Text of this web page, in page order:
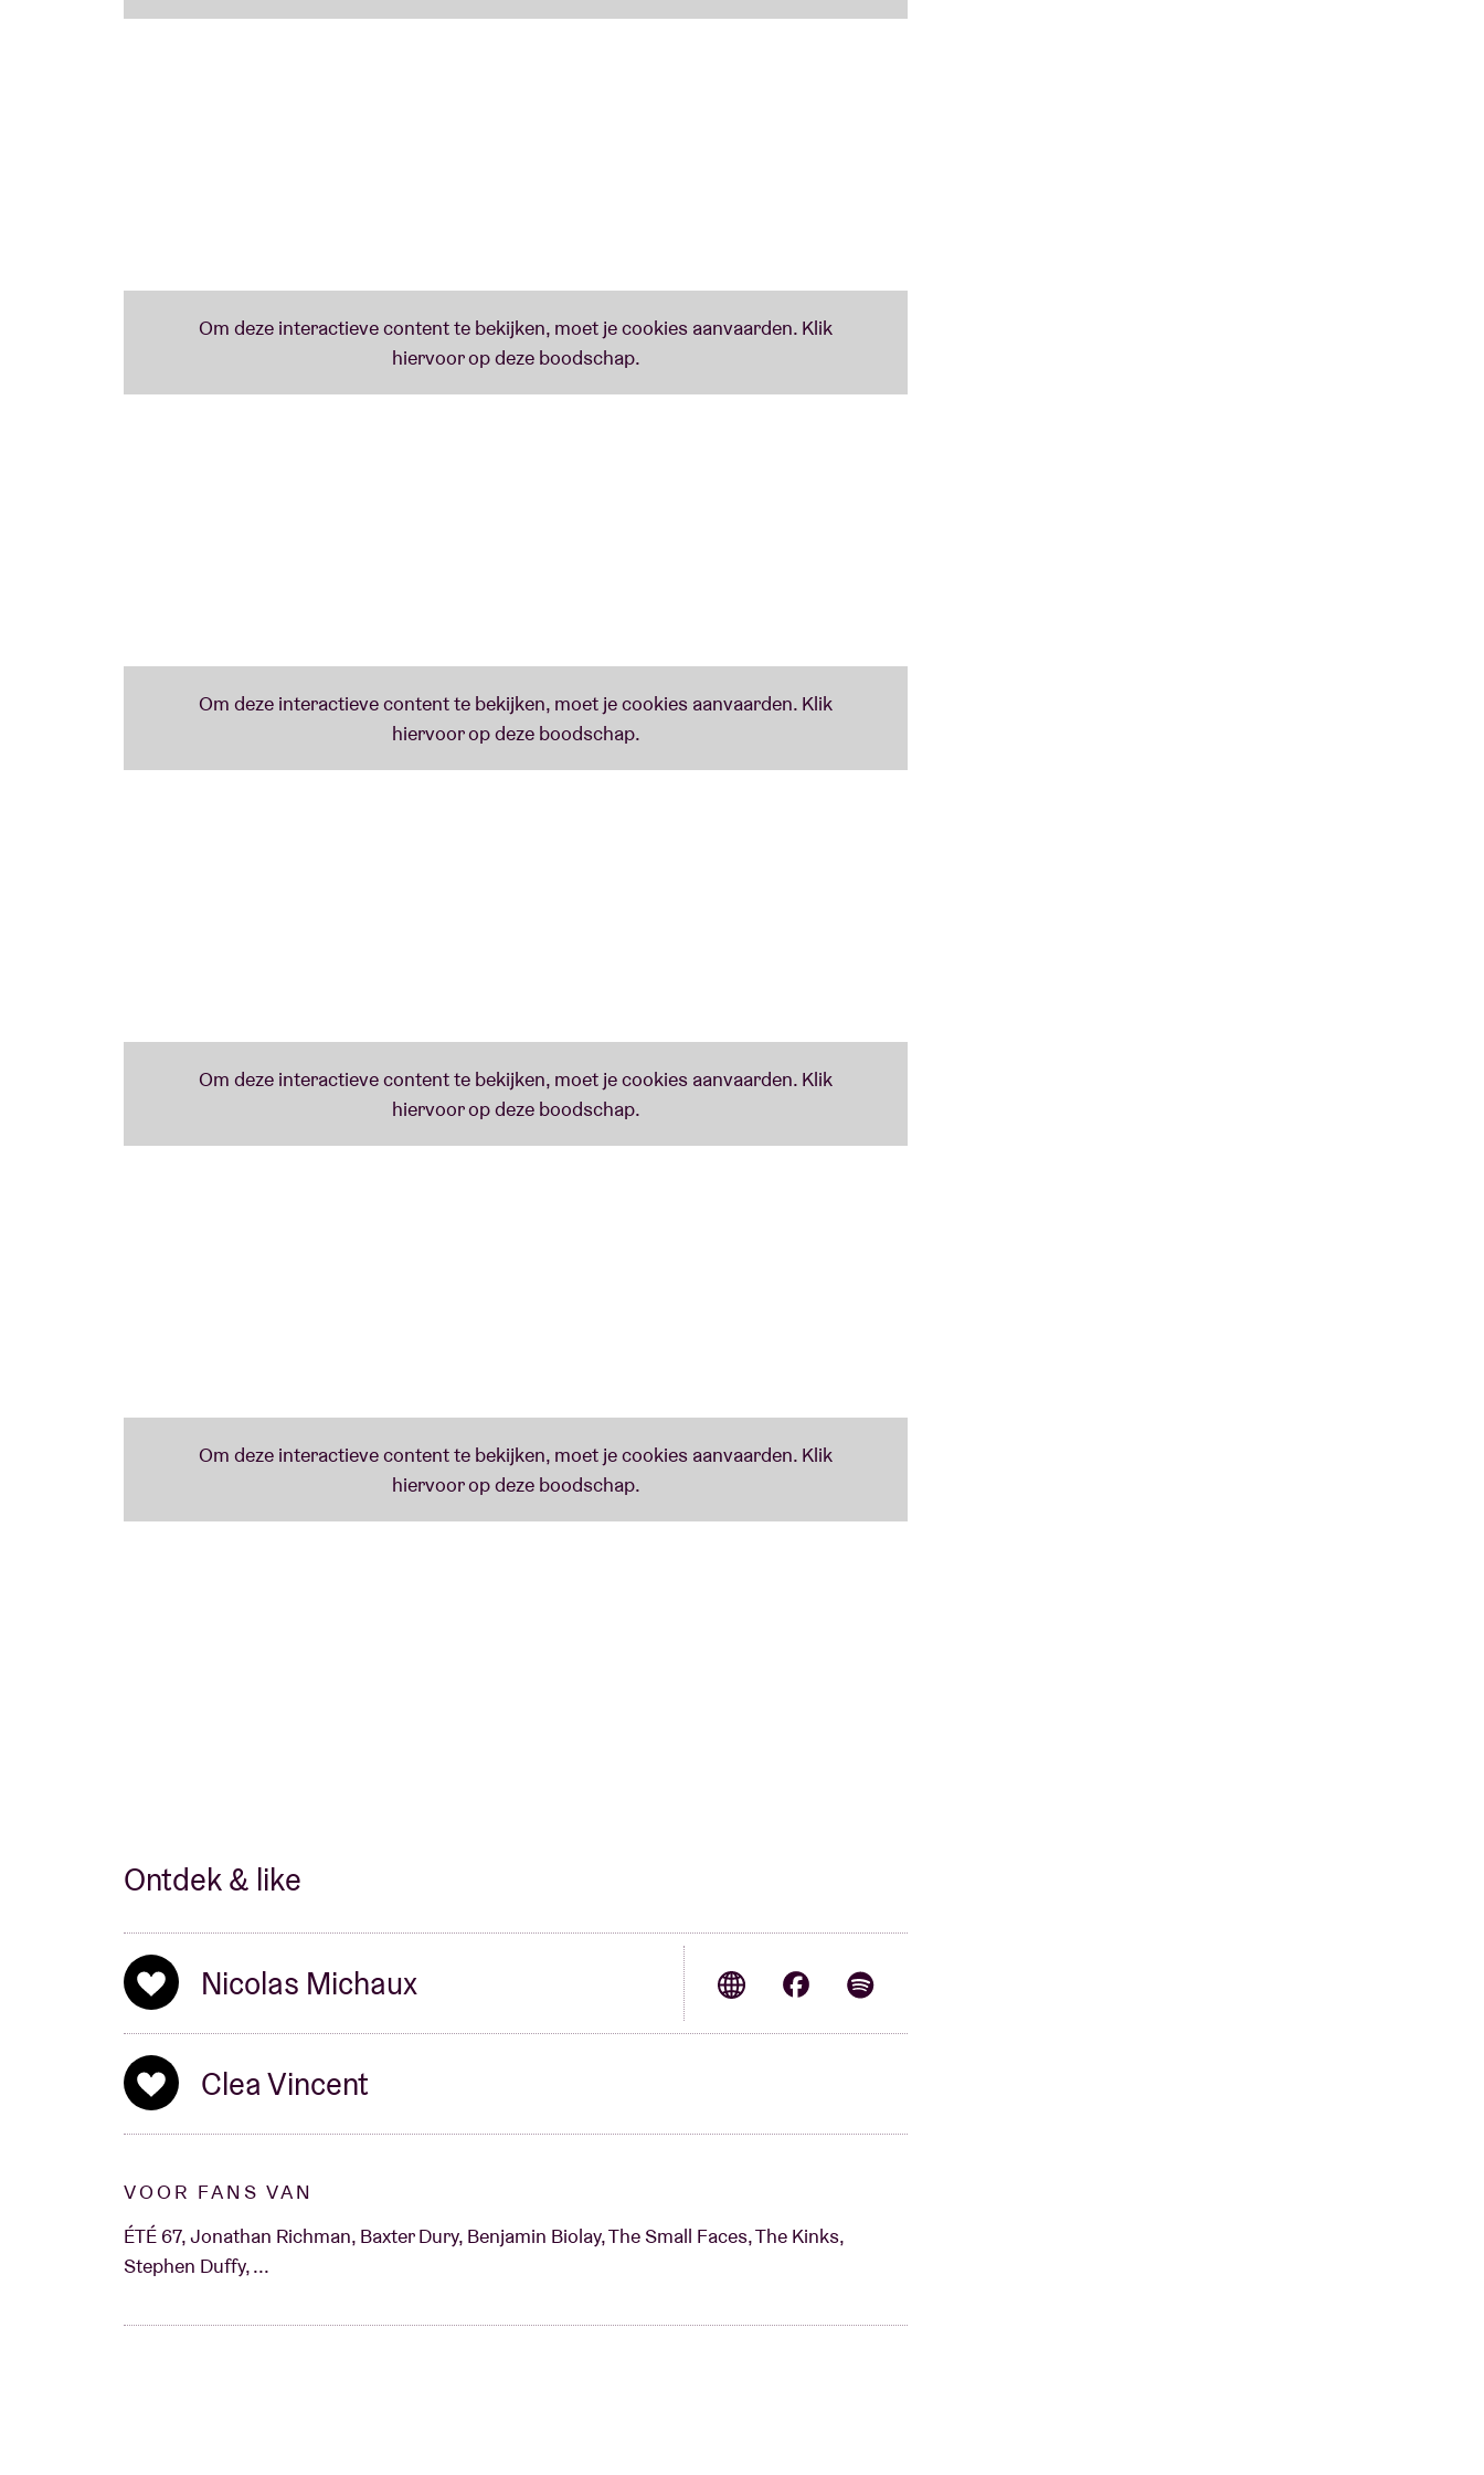
De Standaard:’…verbindt chanson, sixties -troubadours, eighties-minimalisme en
electronica met een enthousiasme en onbevangenheid die charmeren… Klein, knap plaatje.’
Ontdek & like
Nicolas Michaux
Clea Vincent
VOOR FANS VAN
ÉTÉ 67, Jonathan Richman, Baxter Dury, Benjamin Biolay, The Small Faces, The Kinks,
Stephen Duffy, ...